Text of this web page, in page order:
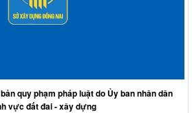
quy phạm pháp luật do Ủy ban nhân dân
vực đất đai - xây dựng